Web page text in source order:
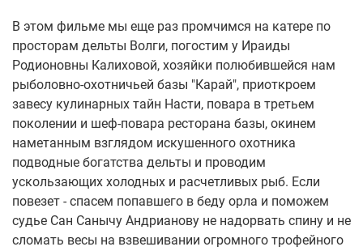
В этом фильме мы еще раз промчимся на катере по
просторам дельты Волги, погостим у Ираиды
Родионовны Калиховой, хозяйки полюбившейся нам
рыболовно-охотничьей базы "Карай", приоткроем
завесу кулинарных тайн Насти, повара в третьем
поколении и шеф-повара ресторана базы, окинем
наметанным взглядом искушенного охотника
подводные богатства дельты и проводим
ускользающих холодных и расчетливых рыб. Если
повезет - спасем попавшего в беду орла и поможем
судье Сан Санычу Андрианову не надорвать спину и не
сломать весы на взвешивании огромного трофейного